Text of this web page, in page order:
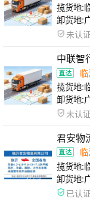
揽货地:
卸货地:
未认证
中联智
揽货地:
号（创
卸货地:
未认
君安物
揽货地:
流园内
卸货地:
已认